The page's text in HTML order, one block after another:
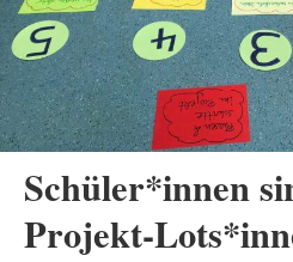
Schüler*innen
Projekt-